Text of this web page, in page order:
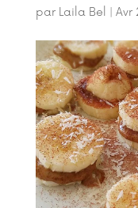
par Laila Bel Avr